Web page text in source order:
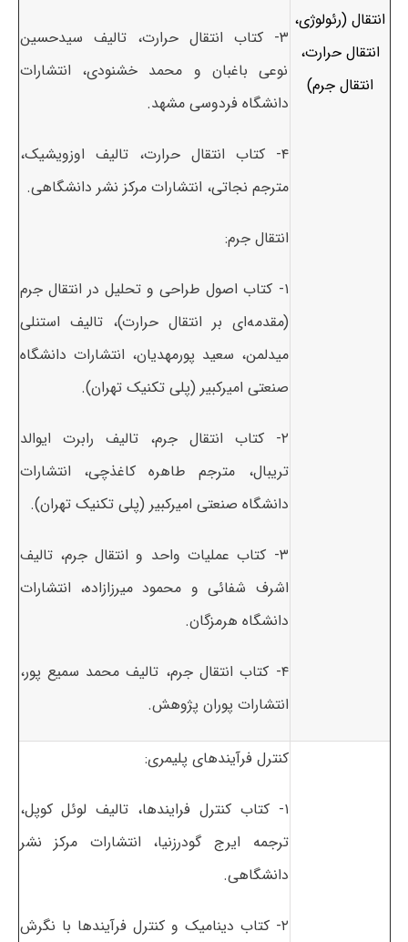
انتقال (رئولوژی،
انتقال حرارت،
انتقال جرم)
۳- کتاب انتقال حرارت، تالیف سیدحسین
نوعی باغبان و محمد خشنودی، انتشارات
دانشگاه فردوسی مشهد.
۴- کتاب انتقال حرارت، تالیف اوزویشیک،
مترجم نجاتی، انتشارات مرکز نشر دانشگاهی.
انتقال جرم:
۱- کتاب اصول طراحی و تحلیل در انتقال جرم
(مقدمه‌ای بر انتقال حرارت)، تالیف استنلی
میدلمن، سعید پورمهدیان، انتشارات دانشگاه
صنعتی امیرکبیر (پلی تکنیک تهران).
۲- کتاب انتقال جرم، تالیف رابرت ایوالد
تریبال، مترجم طاهره کاغذچی، انتشارات
دانشگاه صنعتی امیرکبیر (پلی تکنیک تهران).
۳- کتاب عملیات واحد و انتقال جرم، تالیف
اشرف شفائی و محمود میرزازاده، انتشارات
دانشگاه هرمزگان.
۴- کتاب انتقال جرم، تالیف محمد سمیع پور،
انتشارات پوران پژوهش.
کنترل فرآیندهای پلیمری:
۱- کتاب کنترل فرایندها، تالیف لوئل کوپل،
ترجمه ایرج گودرزنیا، انتشارات مرکز نشر
دانشگاهی.
۲- کتاب دینامیک و کنترل فرآیندها با نگرش